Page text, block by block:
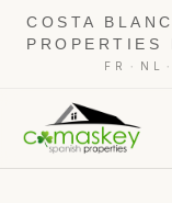
COSTA
PROPERTIES
FR · NL ·